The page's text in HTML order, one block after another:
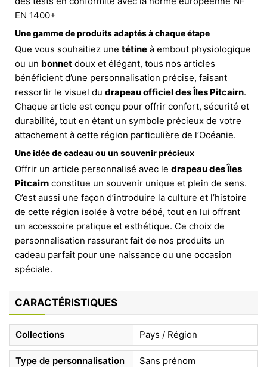
EN 1400+
Une gamme de produits adaptés à chaque étape
Que vous souhaitiez une tétine à embout physiologique
ou un bonnet doux et élégant, tous nos articles
bénéficient d’une personnalisation précise, faisant
ressortir le visuel du drapeau officiel des Îles Pitcairn.
Chaque article est conçu pour offrir confort, sécurité et
durabilité, tout en étant un symbole précieux de votre
attachement à cette région particulière de l’Océanie.
Une idée de cadeau ou un souvenir précieux
Offrir un article personnalisé avec le drapeau des Îles
Pitcairn constitue un souvenir unique et plein de sens.
C’est aussi une façon d’introduire la culture et l’histoire
de cette région isolée à votre bébé, tout en lui offrant
un accessoire pratique et esthétique. Ce choix de
personnalisation rassurant fait de nos produits un
cadeau parfait pour une naissance ou une occasion
spéciale.
CARACTÉRISTIQUES
Collections Pays / Région
Type de personnalisation Sans prénom